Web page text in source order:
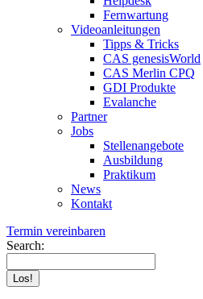
Fernwartung
Videoanleitungen
Tipps & Tricks
CAS genesisWorld
CAS Merlin CPQ
GDI Produkte
Evalanche
Partner
Jobs
Stellenangebote
Ausbildung
Praktikum
News
Kontakt
Termin vereinbaren
Search: